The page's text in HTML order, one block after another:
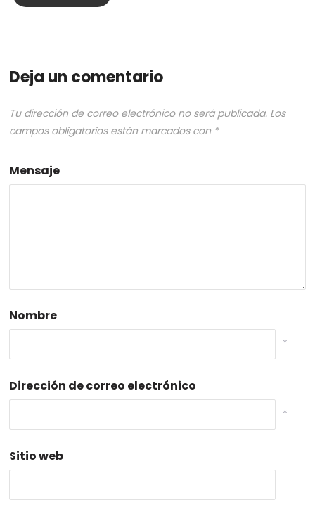
Deja un comentario
Tu dirección de correo electrónico no será publicada. Los
campos obligatorios están marcados con *
Mensaje
Nombre
*
Dirección de correo electrónico
*
Sitio web